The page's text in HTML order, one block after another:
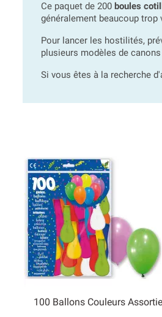
Ce paquet de 200 boules
généralement beaucoup trop
Pour lancer les hostilités,
plusieurs modèles de
Si vous êtes à la recherche
100 Ballons Couleurs